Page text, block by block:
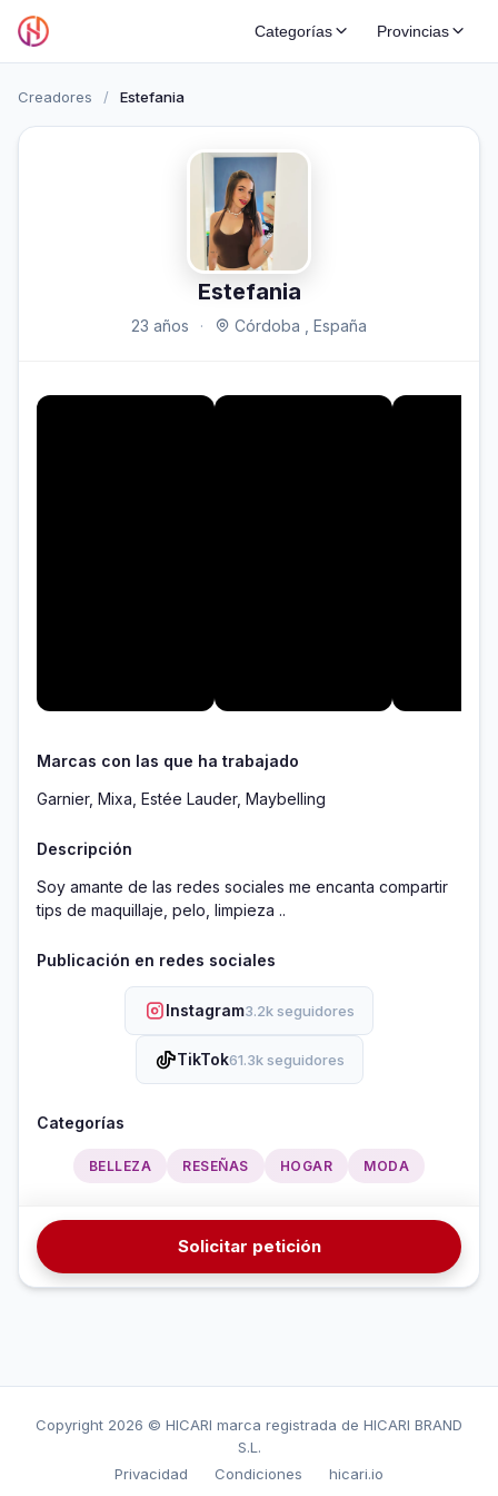
Categorías Provincias
Creadores / Estefania
Estefania
23 años · Córdoba , España
Marcas con las que ha trabajado
Garnier, Mixa, Estée Lauder, Maybelling
Descripción
Soy amante de las redes sociales me encanta compartir
tips de maquillaje, pelo, limpieza ..
Publicación en redes sociales
Instagram3.2k seguidores
TikTok61.3k seguidores
Categorías
BELLEZA RESEÑAS HOGAR MODA
Solicitar petición
Copyright 2026 © HICARI marca registrada de HICARI BRAND
S.L.
Privacidad
Condiciones hicari.io